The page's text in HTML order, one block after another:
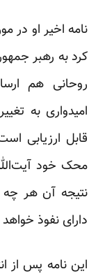
کرد به رهبر
روحانی هم
امیدواری به
قابل ارزیابی
محک خود
نتیجه آن هر چه
دارای نفوذ